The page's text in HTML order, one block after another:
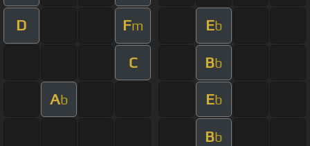
D Fm Eb
C Bb
Ab Eb
Bb